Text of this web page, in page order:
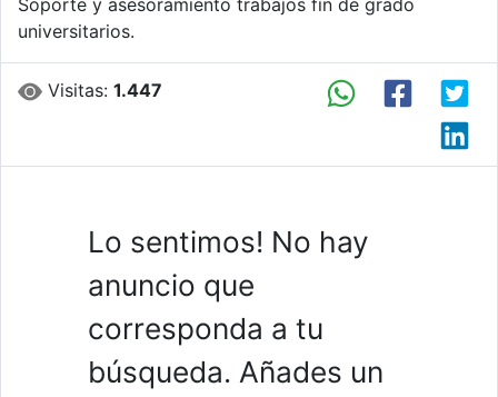
Soporte y asesoramiento trabajos fin de grado
universitarios.
Visitas:1.447
Lo sentimos! No hay
anuncio que
corresponda a tu
búsqueda. Añades un